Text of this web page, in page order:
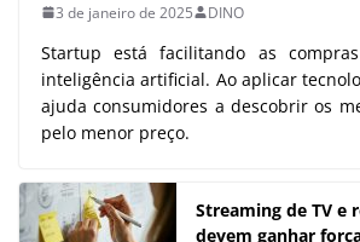
3 de janeiro de 2025 DINO
Startup está facilitando as
inteligência artificial. Ao aplicar
ajuda consumidores a descobrir os
pelo menor preço.
Streaming de TV e
devem ganhar